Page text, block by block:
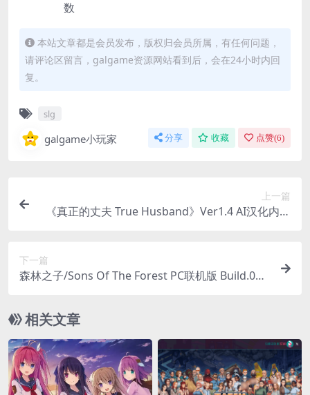
数
本站文章都是会员发布，版权归会员所属，有任何问题，
请评论区留言，galgame资源网站看到后，会在24小时内回
复。
slg
galgame小玩家 分享 收藏 点赞(6)
上一篇
《真正的丈夫 True Husband》Ver1.4 AI汉化内嵌
下一篇
森林之子/Sons Of The Forest PC联机版 Build.031
相关文章